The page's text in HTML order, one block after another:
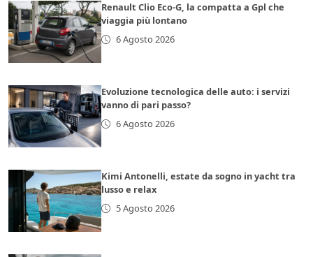
Renault Clio Eco-G, la compatta a Gpl che
viaggia più lontano
6 Agosto 2026
Evoluzione tecnologica delle auto: i servizi
vanno di pari passo?
6 Agosto 2026
Kimi Antonelli, estate da sogno in yacht tra
lusso e relax
5 Agosto 2026